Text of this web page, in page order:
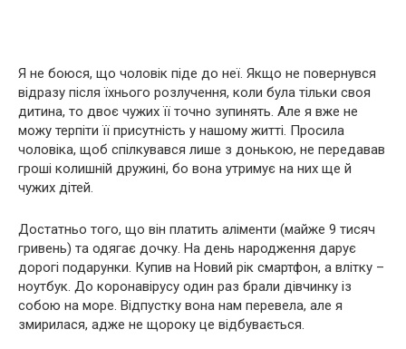
Я не боюся, що чоловік піде до неї. Якщо не повернувся
відразу після їхнього розлучення, коли була тільки своя
дитина, то двоє чужих її точно зупинять. Але я вже не
можу терпіти її присутність у нашому житті. Просила
чоловіка, щоб спілкувався лише з донькою, не передавав
гроші колишній дружині, бо вона утримує на них ще й
чужих дітей.
Достатньо того, що він платить аліменти (майже 9 тисяч
гривень) та одягає дочку. На день народження дарує
дорогі подарунки. Купив на Новий рік смартфон, а влітку –
ноутбук. До коронавірусу один раз брали дівчинку із
собою на море. Відпустку вона нам перевела, але я
змирилася, адже не щороку це відбувається.